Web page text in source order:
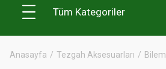
Tüm Kategoriler
Anasayfa Tezgah Aksesuarları